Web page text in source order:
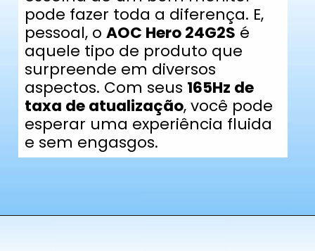
pode fazer toda a diferença. E,
pessoal, o AOC Hero 24G2S é
aquele tipo de produto que
surpreende em diversos
aspectos. Com seus 165Hz de
taxa de atualização, você pode
esperar uma experiência fluida
e sem engasgos.